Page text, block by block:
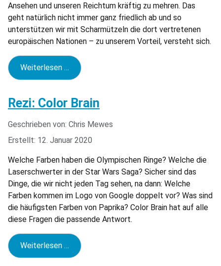
Ansehen und unseren Reichtum kräftig zu mehren. Das
geht natürlich nicht immer ganz friedlich ab und so
unterstützen wir mit Scharmützeln die dort vertretenen
europäischen Nationen – zu unserem Vorteil, versteht sich.
Weiterlesen …
Rezi: Color Brain
Geschrieben von: Chris Mewes
Erstellt: 12. Januar 2020
Welche Farben haben die Olympischen Ringe? Welche die
Laserschwerter in der Star Wars Saga? Sicher sind das
Dinge, die wir nicht jeden Tag sehen, na dann: Welche
Farben kommen im Logo von Google doppelt vor? Was sind
die häufigsten Farben von Paprika? Color Brain hat auf alle
diese Fragen die passende Antwort.
Weiterlesen …